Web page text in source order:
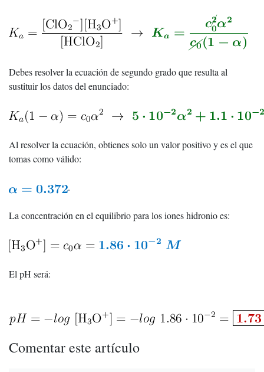
Debes resolver la ecuación de segundo grado que resulta al
sustituir los datos del enunciado:
Al resolver la ecuación, obtienes solo un valor positivo y es el que
tomas como válido:
.
La concentración en el equilibrio para los iones hidronio es:
El pH será:
Comentar este artículo